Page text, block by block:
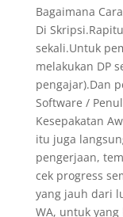
Bagaimana
Di
sekali.Untuk
melakukan DP
pengajar).Dan
Software /
Kesepakatan
itu juga
pengerjaan,
cek progress
yang jauh dari
WA, untuk